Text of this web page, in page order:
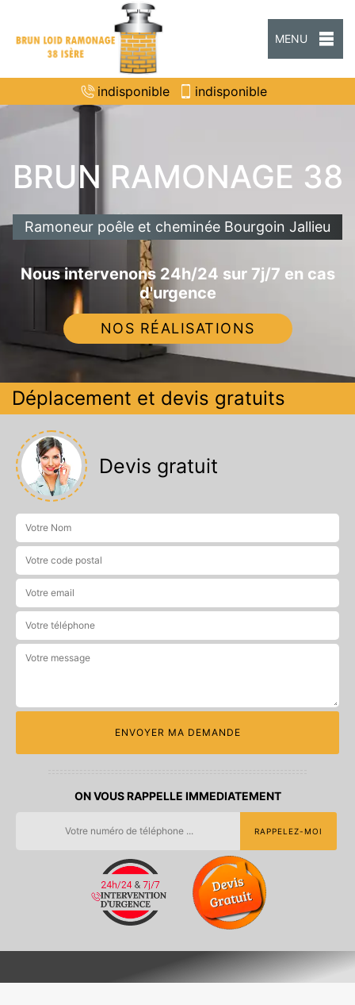
MENU
indisponible indisponible
BRUN RAMONAGE 38
Ramoneur poêle et cheminée Bourgoin Jallieu
Nous intervenons 24h/24 sur 7j/7 en cas
d'urgence
NOS RÉALISATIONS
Déplacement et devis gratuits
Devis gratuit
ON VOUS RAPPELLE IMMEDIATEMENT